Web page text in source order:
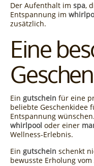
Der Aufenthalt im spa,
Entspannung im
zusätzlich.
Eine
Ein gutschein für eine
beliebte Geschenkidee
Entspannung
whirlpool oder einer
Wellness-Erlebnis.
Ein gutschein schenkt
bewusste Erholung vom